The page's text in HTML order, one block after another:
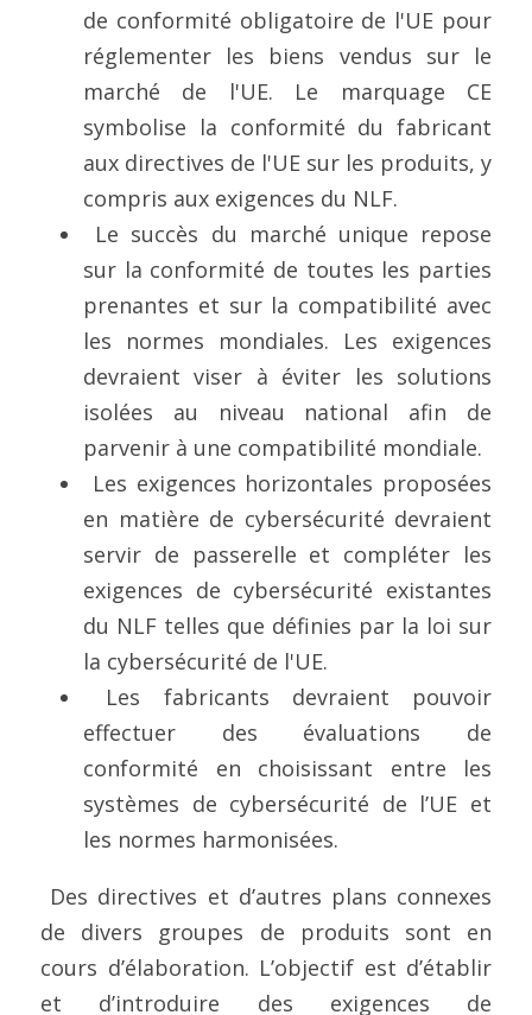
de conformité obligatoire de l'UE pour
réglementer les biens vendus sur le
marché de l'UE. Le marquage CE
symbolise la conformité du fabricant
aux directives de l'UE sur les produits, y
compris aux exigences du NLF.
sur la conformité de toutes les parties
prenantes et sur la compatibilité avec
les normes mondiales. Les exigences
devraient viser à éviter les solutions
isolées au niveau national afin de
parvenir à une compatibilité mondiale.
en matière de cybersécurité devraient
servir de passerelle et compléter les
exigences de cybersécurité existantes
du NLF telles que définies par la loi sur
la cybersécurité de l'UE.
effectuer des évaluations de
conformité en choisissant entre les
systèmes de cybersécurité de l’UE et
les normes harmonisées.
de divers groupes de produits sont en
cours d’élaboration. L’objectif est d’établir
et d’introduire des exigences de